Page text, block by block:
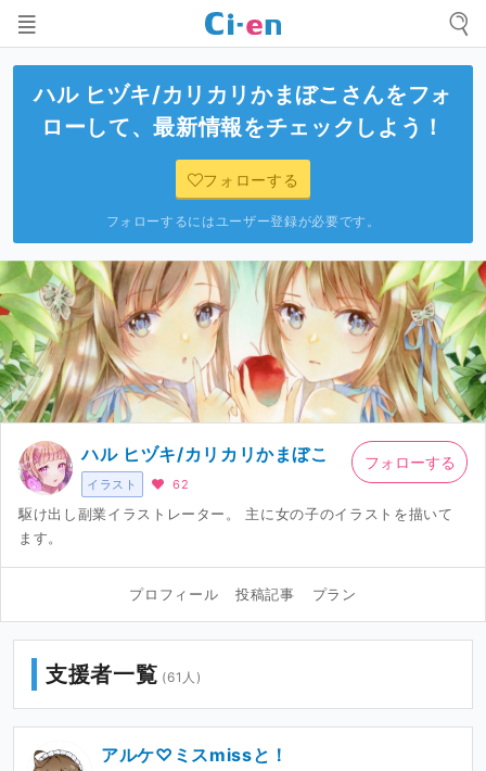
ハル ヒヅキ/カリカリかまぼこ さんをフォ
ローして、最新情報をチェックしよう！
フォローする
フォローするにはユーザー登録が必要です。
イラスト
ハル ヒヅキ/カリカリかまぼこ
62
駆け出し副業イラストレーター。 主に女の子のイラストを描いて
ます。
フォローする
プロフィール 投稿記事 プラン
支援者一覧 (61人)
アルケ♡ミスmissと！